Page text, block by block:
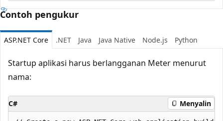
Contoh pengukur
ASP.NET Core .NET Java Java Native Node.js Python
Startup aplikasi harus berlangganan Meter menurut
nama:
C# Menyalin